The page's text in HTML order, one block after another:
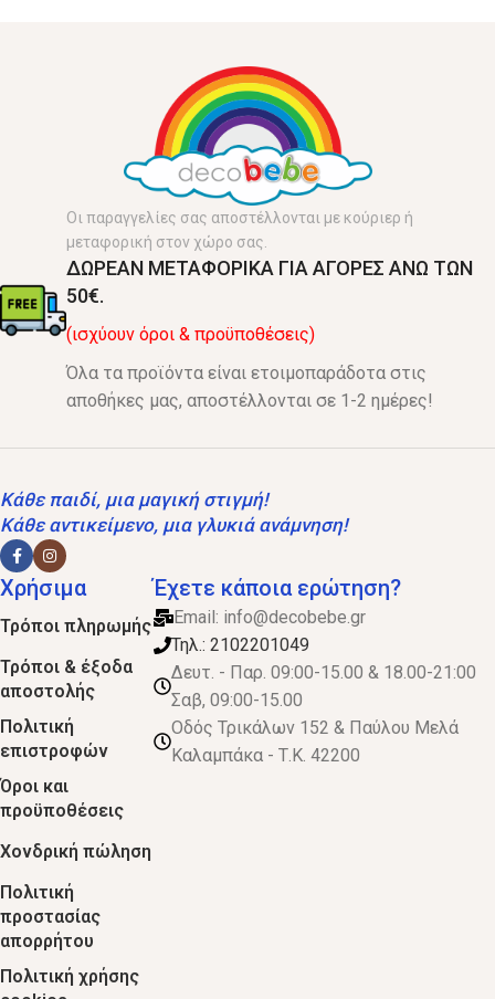
Οι παραγγελίες σας αποστέλλονται με κούριερ ή
μεταφορική στον χώρο σας.
ΔΩΡΕΑΝ ΜΕΤΑΦΟΡΙΚΑ ΓΙΑ ΑΓΟΡΕΣ ΑΝΩ ΤΩΝ
50€.
(ισχύουν όροι & προϋποθέσεις)
Όλα τα προϊόντα είναι ετοιμοπαράδοτα στις
αποθήκες μας, αποστέλλονται σε 1-2 ημέρες!
Κάθε παιδί, μια μαγική στιγμή!
Κάθε αντικείμενο, μια γλυκιά ανάμνηση!
Χρήσιμα
Τρόποι πληρωμής
Τρόποι & έξοδα
αποστολής
Πολιτική
επιστροφών
Όροι και
προϋποθέσεις
Χονδρική πώληση
Πολιτική
προστασίας
απορρήτου
Πολιτική χρήσης
Έχετε κάποια ερώτηση?
Email: info@decobebe.gr
Τηλ.: 2102201049
Δευτ. - Παρ. 09:00-15.00 & 18.00-21:00
Σαβ, 09:00-15.00
Οδός Τρικάλων 152 & Παύλου Μελά
Καλαμπάκα - Τ.Κ. 42200